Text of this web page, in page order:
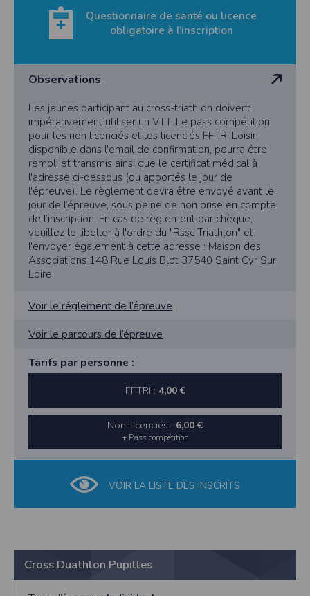
Questionnaire de santé ou licence
obligatoire à l’inscription
Observations
Les jeunes participant au cross-triathlon doivent
impérativement utiliser un VTT. Le pass compétition
pour les non licenciés et les licenciés FFTRI Loisir,
disponible dans l'email de confirmation, pourra être
rempli et transmis ainsi que le certificat médical à
l'adresse ci-dessous (ou apportés le jour de
l'épreuve). Le règlement devra être envoyé avant le
jour de l’épreuve, sous peine de non prise en compte
de l’inscription. En cas de règlement par chèque,
veuillez le libeller à l'ordre du "Rssc Triathlon" et
l'envoyer également à cette adresse : Maison des
Associations 148 Rue Louis Blot 37540 Saint Cyr Sur
Loire
Voir le réglement de l’épreuve
Voir le parcours de l’épreuve
Tarifs par personne :
FFTRI : 4,00 €
Non-licenciés : 6,00 €
+ Pass compétition
VOIR LA LISTE DES INSCRITS
Cross Duathlon Pupilles